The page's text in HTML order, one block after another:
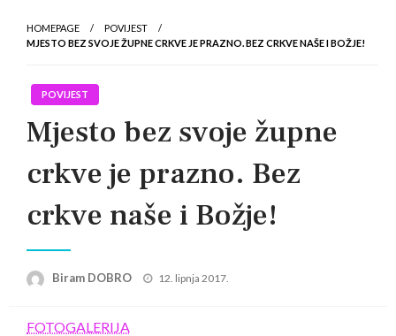
HOMEPAGE
POVIJEST
MJESTO BEZ SVOJE ŽUPNE CRKVE JE PRAZNO. BEZ CRKVE NAŠE I BOŽJE!
POVIJEST
Mjesto bez svoje župne
crkve je prazno. Bez
crkve naše i Božje!
Biram DOBRO
Posted
12. lipnja 2017.
FOTOGALERIJA